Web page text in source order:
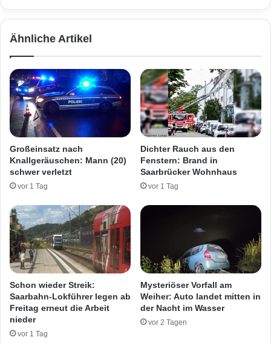
-
G
w
i
l
l
t
a
d
r
t
d
c
t
m
a
c
u
u
n
d
ü
b
r
0
D
o
s
e
n
S
n
u
s
Ähnliche Artikel
Großeinsatz nach
Knallgeräuschen: Mann (20)
schwer verletzt
vor 1 Tag
Dichter Rauch aus den
Fenstern: Brand in
Saarbrücker Wohnhaus
vor 1 Tag
Schon wieder Streik:
Saarbahn-Lokführer legen ab
Freitag erneut die Arbeit
nieder
vor 1 Tag
Mysteriöser Vorfall am
Weiher: Auto landet mitten in
der Nacht im Wasser
vor 2 Tagen